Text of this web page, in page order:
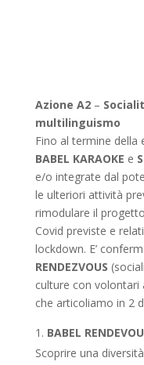
Azione A2 –
multilinguismo
Fino al termine della
BABEL KARAOKE e
e/o integrate dal
le ulteriori attività
rimodulare il
Covid previste e
lockdown. E’
RENDEZVOUS
culture con
che articoliamo in 2
BABEL
Scoprire una